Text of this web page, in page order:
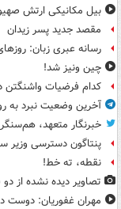
بیل مکانیکی ارتش
مقصد جدید پسر زیدان
رسانه عبری زبان:
چین ونیز شد!
کدام فرضیات واشنگتن
آخرین وضعیت نبرد به
خبرنگار متعهد،
پنتاگون دسترسی وزیر
نقطه، ته خط!
تصاویر دیده‌ نشده از
مهران غفوریان: دوست